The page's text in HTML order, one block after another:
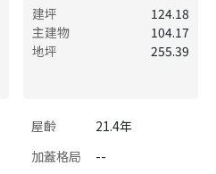
建坪
124.18
主建物
104.17
地坪
255.39
屋齡
21.4年
加蓋格局
--